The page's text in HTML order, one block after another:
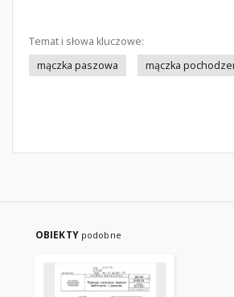
Temat i słowa kluczowe:
mączka paszowa
mączka
OBIEKTY podobne